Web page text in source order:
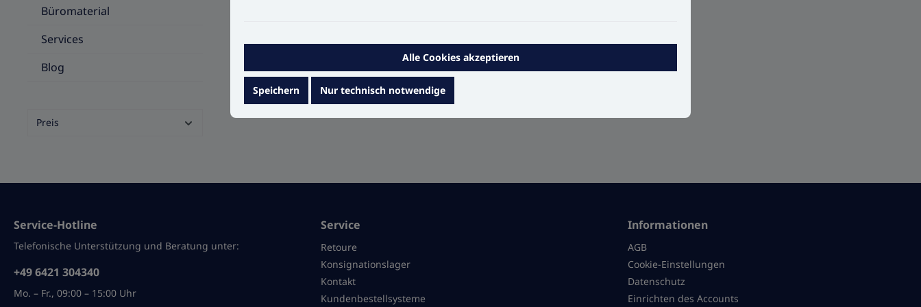
Büromaterial
Services
Blog
Preis
Service-Hotline
Telefonische Unterstützung und Beratung unter:
+49 6421 304340
Mo. – Fr., 09:00 – 15:00 Uhr
Service
Retoure
Konsignationslager
Kontakt
Kundenbestellsysteme
Informationen
AGB
Cookie-Einstellungen
Datenschutz
Einrichten des Accounts
Alle Cookies akzeptieren
Speichern Nur technisch notwendige